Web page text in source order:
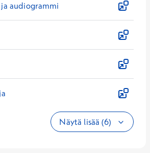
audiogrammi
Näytä lisää (6)